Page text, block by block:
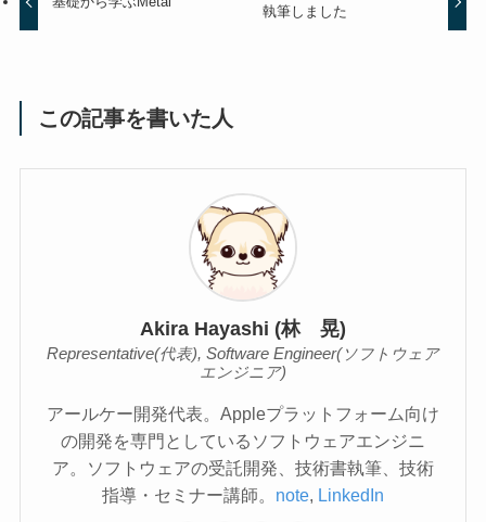
執筆しました
この記事を書いた人
Akira Hayashi (林 晃)
Representative(代表), Software Engineer(ソフトウェア
エンジニア)
アールケー開発代表。Appleプラットフォーム向け
の開発を専門としているソフトウェアエンジニ
ア。ソフトウェアの受託開発、技術書執筆、技術
指導・セミナー講師。 note LinkedIn